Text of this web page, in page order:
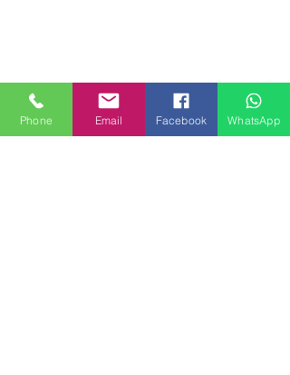
Phone Email Facebook WhatsApp